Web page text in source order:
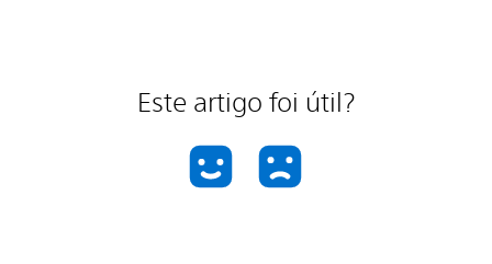
Este artigo foi útil?